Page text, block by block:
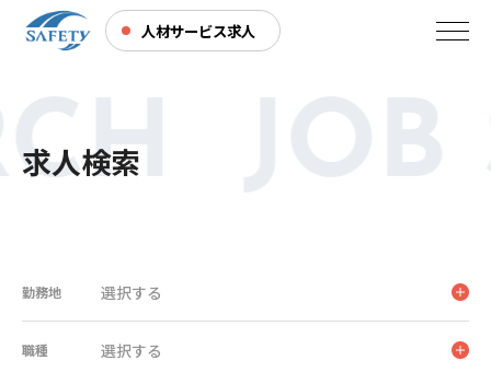
人材サービス求人
JOB
求人検索
勤務地 選択する
職種 選択する